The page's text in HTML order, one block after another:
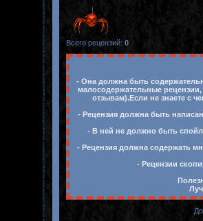
Всего рецензий: 0
- Она должна быть
малосодержательные
отзывам).Если не знаете с
- Рецензия должна быть
- В ней не должно быть
- Рецензия должна содержать
- Рецензии